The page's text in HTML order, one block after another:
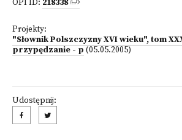
OPI ID: 218338
Projekty:
"Słownik Polszczyzny XVI wieku", tom
przypędzanie - p (05.05.2005)
Udostępnij: